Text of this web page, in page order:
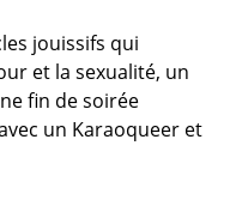
jouissifs qui
et la sexualité, un
fin de soirée
un Karaoqueer et